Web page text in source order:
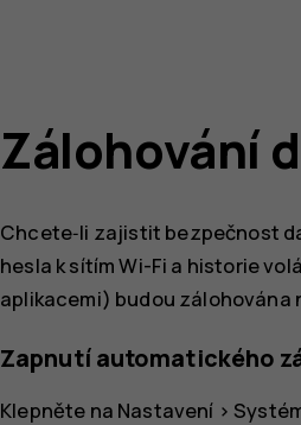
Zálohování
Chcete‑li zajistit bezpečnost
hesla k sítím Wi-Fi a historie
aplikacemi) budou zálohována
Zapnutí automatického
Klepněte na Nastavení >